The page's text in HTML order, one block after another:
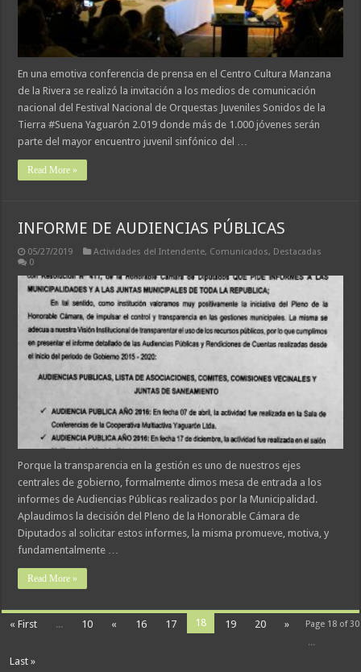
En una emotiva conferencia de prensa en el Centro Cultura Manzana
de la Rivera se realizó la invitación a los medios de comunicación
nacional del Festival Nacional de Orquestas Juveniles Sonidos de la
Tierra #Suena Yaguarón 2.019 donde más de 1.000 jóvenes serán
parte del mayor encuentro juvenil sinfónico del …
Read More »
INFORME DE AUDIENCIAS PÚBLICAS
05/27/2019 Actividades del Intendente, Comunicados, Destacadas
0
Porque la transparencia en la gestión es uno de nuestros ejes
centrales de gobierno, formalmente dimos mesa de entrada a los
informes de Audiencias Públicas realizados por la Municipalidad.
Aplaudimos la decisión del Pleno de la Honorable Cámara de
Diputados al solicitar estos informes, la misma promueve, motiva, y
fundamentalmente …
Read More »
Page 18 of 30
« First ... 10 « 16 17 18 19 20
»
...
Last »